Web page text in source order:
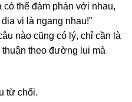
có thể đàm phán với nhau,
vị là ngang nhau!”
nào cũng có lý, chỉ cần là
theo đường lui mà
từ chối.